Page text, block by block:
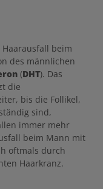
beim
des männlichen
(DHT). Das
die
bis die Follikel,
sind,
immer mehr
beim Mann mit
oftmals durch
Haarkranz.